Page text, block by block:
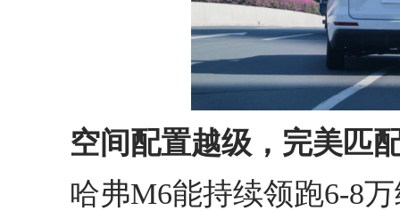
空间配置越级，完美匹配
哈弗M6能持续领跑6-8万